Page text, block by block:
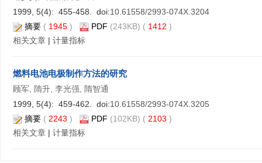
1999, 5(4): 455-458. doi:10.61558/2993-074X.3204
摘要 ( 1945 ) PDF (243KB) ( 1412 )
相关文章 | 计量指标
燃料电池电极制作方法的研究
顾军, 隋升, 李光强, 隋智通
1999, 5(4): 459-462. doi:10.61558/2993-074X.3205
摘要 ( 2243 ) PDF (102KB) ( 2103 )
相关文章 | 计量指标